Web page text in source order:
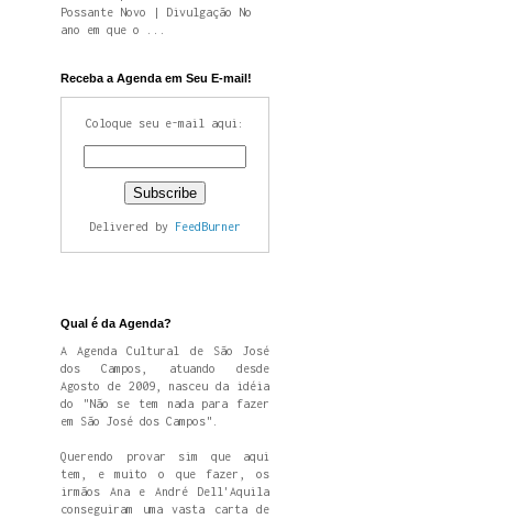
Possante Novo | Divulgação No
ano em que o ...
Receba a Agenda em Seu E-mail!
Coloque seu e-mail aqui:
Delivered by FeedBurner
Qual é da Agenda?
A Agenda Cultural de São José
dos Campos, atuando desde
Agosto de 2009, nasceu da idéia
do "Não se tem nada para fazer
em São José dos Campos".
Querendo provar sim que aqui
tem, e muito o que fazer, os
irmãos Ana e André Dell'Aquila
conseguiram uma vasta carta de